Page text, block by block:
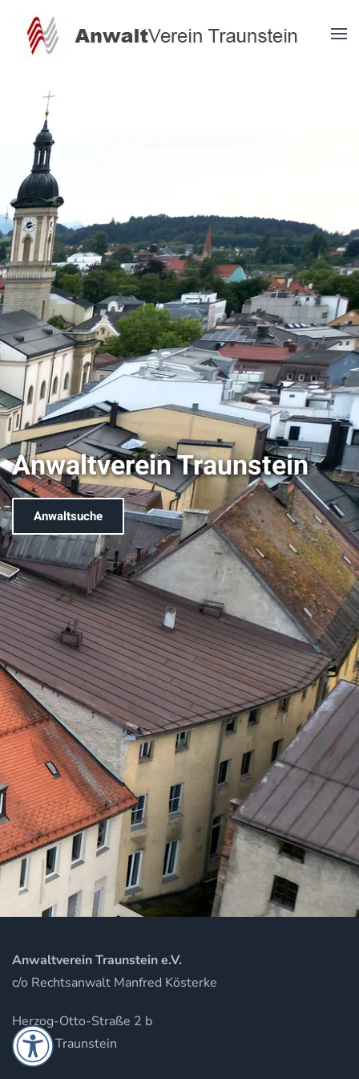
Zum Hauptinhalt springen
Anwaltverein Traunstein
Anwaltsuche
Anwaltverein Traunstein e.V.
c/o Rechtsanwalt Manfred Kösterke
Herzog-Otto-Straße 2 b
83278 Traunstein